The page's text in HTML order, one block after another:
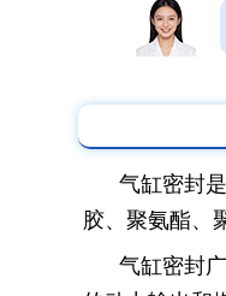
气缸密封
胶、聚氨酯、
气缸密封